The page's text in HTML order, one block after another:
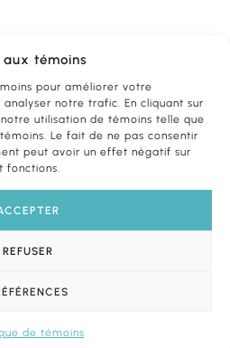
témoins
pour améliorer votre
notre trafic. En cliquant sur
utilisation de témoins telle que
Le fait de ne pas consentir
peut avoir un effet négatif sur
fonctions.
REFUSER
de témoins
Centre de formation CENOP.